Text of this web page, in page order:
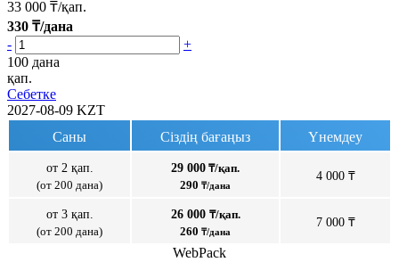
33 000 ₸/қап.
330 ₸/дана
-
+
100 дана
қап.
Себетке
2027-08-09 KZT
Саны
Сіздің бағаңыз Үнемдеу
от 2 қап.
(от 200 дана)
29 000 ₸/қап.
290 ₸/дана
4 000 ₸
от 3 қап.
(от 200 дана)
26 000 ₸/қап.
260 ₸/дана
7 000 ₸
WebPack